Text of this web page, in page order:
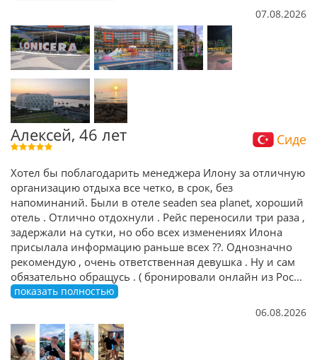
07.08.2026
Алексей, 46 лет Сиде
Хотел бы поблагодарить менеджера Илону за отличную
организацию отдыха все четко, в срок, без
напоминаний. Были в отеле seaden sea planet, хороший
отель . Отлично отдохнули . Рейс переносили три раза ,
задержали на сутки, но обо всех изменениях Илона
присылала информацию раньше всех ??. Однозначно
рекомендую , очень ответственная девушка . Ну и сам
обязательно обращусь . ( бронировали онлайн из Рос...
показать полностью
06.08.2026